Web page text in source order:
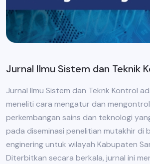
Jurnal Ilmu Sistem dan Teknik
Jurnal Ilmu Sistem dan Teknk Kontrol
meneliti cara mengatur dan mengontrol
perkembangan sains dan teknologi
pada diseminasi penelitian mutakhir di
enginering untuk wilayah Kabupaten
Diterbitkan secara berkala, jurnal ini